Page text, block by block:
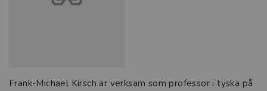
Frank-Michael Kirsch är verksam som professor i tyska på